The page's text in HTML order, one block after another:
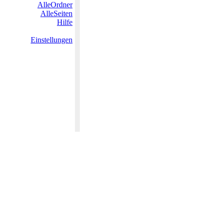
AlleOrdner
AlleSeiten
Hilfe
Einstellungen